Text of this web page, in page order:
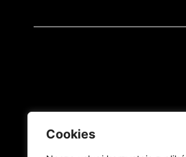
Cookies